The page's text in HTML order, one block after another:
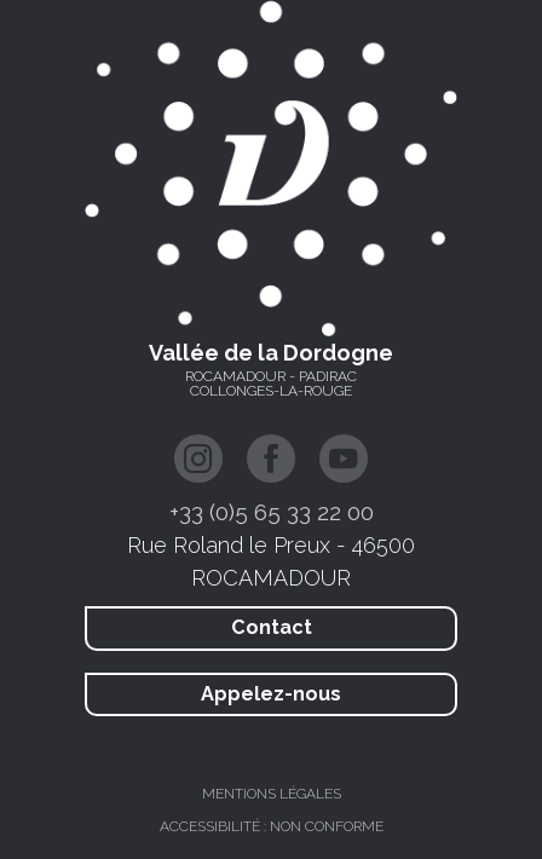
Vallée de la Dordogne
ROCAMADOUR - PADIRAC
COLLONGES-LA-ROUGE
+33 (0)5 65 33 22 00
Rue Roland le Preux - 46500
ROCAMADOUR
Contact
Appelez-nous
MENTIONS LÉGALES
ACCESSIBILITÉ : NON CONFORME